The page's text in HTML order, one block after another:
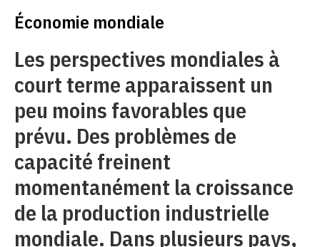
Économie mondiale
Les perspectives mondiales à
court terme apparaissent un
peu moins favorables que
prévu. Des problèmes de
capacité freinent
momentanément la croissance
de la production industrielle
mondiale. Dans plusieurs pays,